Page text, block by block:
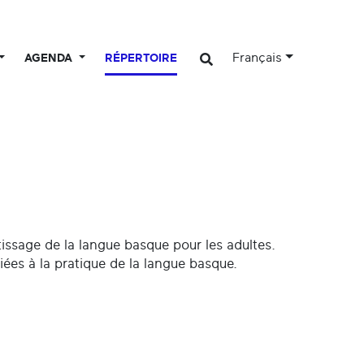
AGENDA RÉPERTOIRE Français
de la langue basque pour les adultes.
à la pratique de la langue basque.